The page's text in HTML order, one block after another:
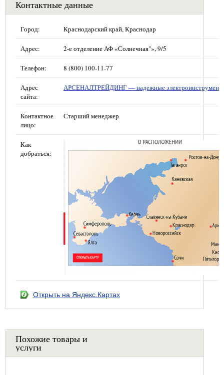
Контактные данные
Город: Краснодарский край, Краснодар
Адрес: 2-е отделение АФ «Солнечная"», 9/5
Телефон: 8 (800) 100-11-77
Адрес
сайта:
АРСЕНАЛТРЕЙДИНГ — надежные
Контактное
лицо:
Старший менеджер
Как
добраться:
Открыть на Яндекс.Картах
Похожие товары и
услуги